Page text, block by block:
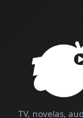
TV, novelas,